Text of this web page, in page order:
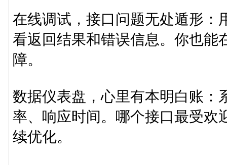
在线调试，接口问题无处遁形：
看返回结果和错误信息。你也能
障。
数据仪表盘，心里有本明白账：
率、响应时间。哪个接口最受欢
续优化。